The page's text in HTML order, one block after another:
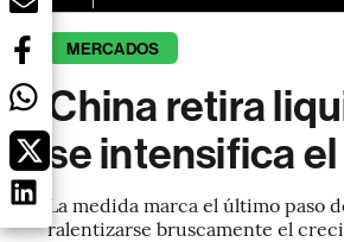
MERCADOS
China retira
se intensifica
La medida marca el último paso
ralentizarse bruscamente el